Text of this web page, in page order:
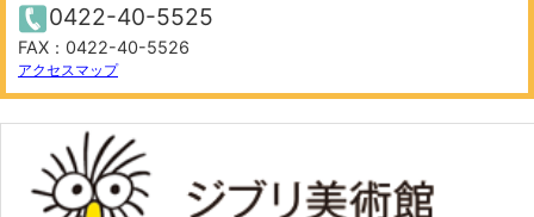
0422-40-5525
FAX：0422-40-5526
アクセスマップ